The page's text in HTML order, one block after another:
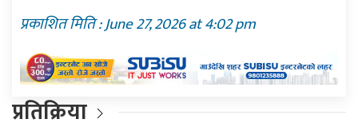
प्रकाशित मिति : June 27, 2026 at 4:02 pm
प्रतिक्रिया